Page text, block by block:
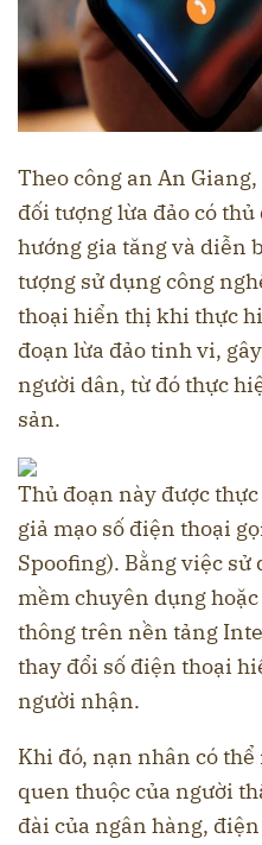
‎Theo công an An
đối tượng lừa đảo có
hướng gia tăng và diễn
tượng sử dụng công
thoại hiển thị khi thực
đoạn lừa đảo tinh vi,
người dân, từ đó thực
sản.
Thủ đoạn này được
giả mạo số điện thoại
Spoofing). Bằng việc sử
mềm chuyên dụng
thông trên nền tảng
thay đổi số điện thoại
người nhận.
Khi đó, nạn nhân có
quen thuộc của người
đài của ngân hàng,